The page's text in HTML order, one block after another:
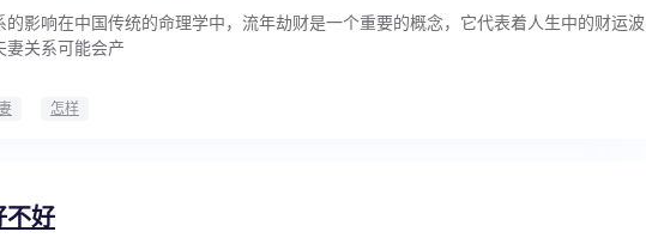
的影响在中国传统的命理学中，流年劫财是一个重要的概念，它代表着人生中的财运波
妻关系可能会产
怎样
不好